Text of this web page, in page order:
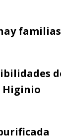
familias
Higinio